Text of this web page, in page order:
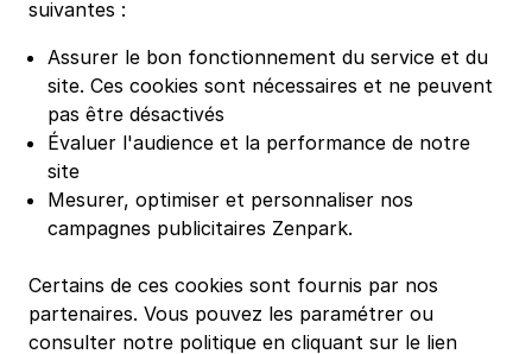
Parking Bercy
Parking La Défense Arena
Parking Les 4 temps
Parking Nation
Parking Porte de Versailles
Parking Lille Grand Palais
Parking Casino Barrière Lille
suivantes :
Assurer le bon fonctionnement du service et du
site. Ces cookies sont nécessaires et ne peuvent
pas être désactivés
Évaluer l'audience et la performance de notre
site
Mesurer, optimiser et personnaliser nos
campagnes publicitaires Zenpark.
Certains de ces cookies sont fournis par nos
partenaires. Vous pouvez les paramétrer ou
consulter notre politique en cliquant sur le lien